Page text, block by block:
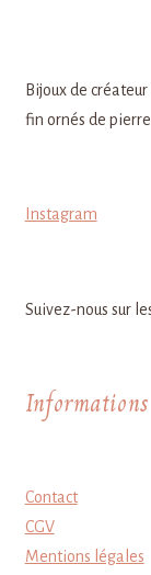
Bijoux de
fin ornés de
Instagram
Suivez-nous sur
Informations
Contact
CGV
Mentions légales